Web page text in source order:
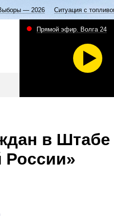
— 2026 Ситуация с
Прямой эфир. Волга 24
в Штабе